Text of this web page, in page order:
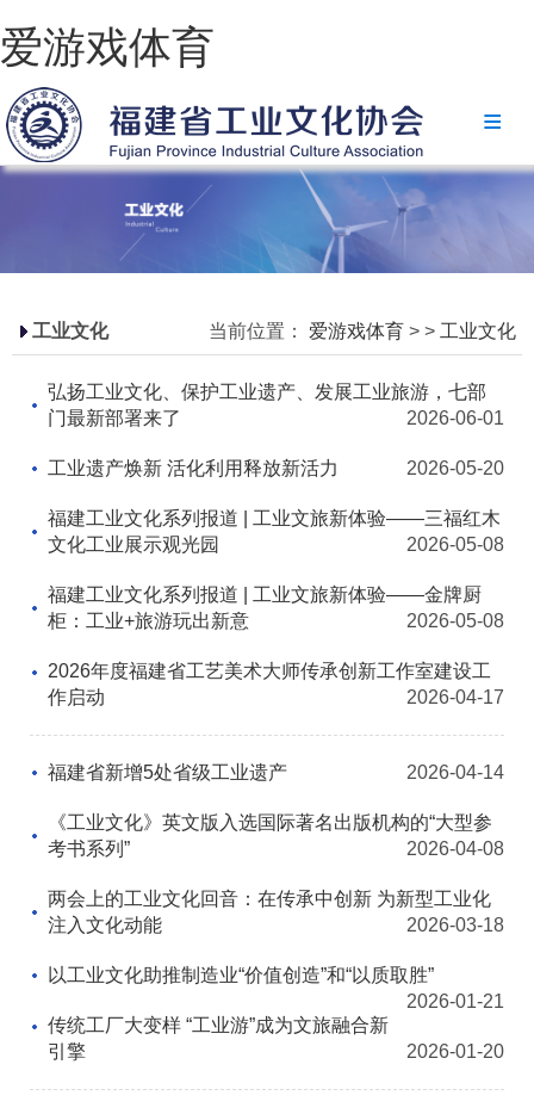
爱游戏体育
爱游戏体育
协会简介
爱游戏体育-爱游戏| 爱游戏官方网站
工业视频
会员风采
爱游戏体育-爱游戏| 爱游戏官方网站
加入我们
工业文化 当前位置： 爱游戏体育 > > 工业文化
弘扬工业文化、保护工业遗产、发展工业旅游，七部
门最新部署来了
2026-06-01
工业遗产焕新 活化利用释放新活力 2026-05-20
福建工业文化系列报道 | 工业文旅新体验——三福红木
文化工业展示观光园
2026-05-08
福建工业文化系列报道 | 工业文旅新体验——金牌厨
柜：工业+旅游玩出新意
2026-05-08
2026年度福建省工艺美术大师传承创新工作室建设工
作启动
2026-04-17
福建省新增5处省级工业遗产 2026-04-14
《工业文化》英文版入选国际著名出版机构的“大型参
考书系列”
2026-04-08
两会上的工业文化回音：在传承中创新 为新型工业化
注入文化动能
2026-03-18
以工业文化助推制造业“价值创造”和“以质取胜”
2026-01-21
传统工厂大变样 “工业游”成为文旅融合新
引擎
2026-01-20